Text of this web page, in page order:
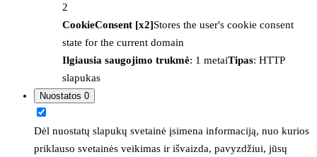
2
CookieConsent [x2]Stores the user's cookie consent
state for the current domain
Ilgiausia saugojimo trukmė: 1 metaiTipas: HTTP
slapukas
Nuostatos 0
Dėl nuostatų slapukų svetainė įsimena informaciją, nuo kurios
priklauso svetainės veikimas ir išvaizda, pavyzdžiui, jūsų